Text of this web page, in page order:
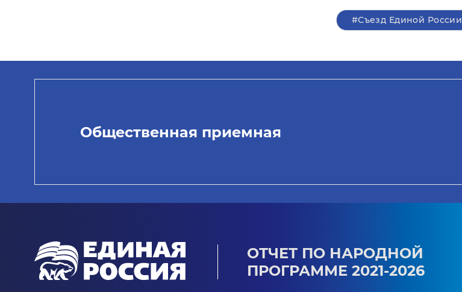
#Съезд Единой России
Общественная приемная
ОТЧЕТ ПО НАРОДНОЙ
ПРОГРАММЕ 2021-2026